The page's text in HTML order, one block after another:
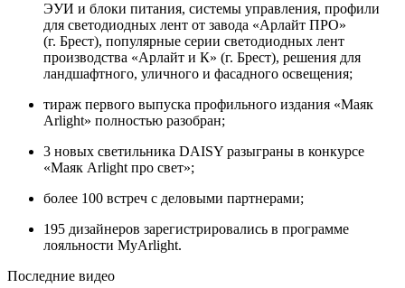
ЭУИ и блоки питания, системы управления, профили
для светодиодных лент от завода «Арлайт ПРО»
(г. Брест), популярные серии светодиодных лент
производства «Арлайт и К» (г. Брест), решения для
ландшафтного, уличного и фасадного освещения;
тираж первого выпуска профильного издания «Маяк
Arlight» полностью разобран;
3 новых светильника DAISY разыграны в конкурсе
«Маяк Arlight про свет»;
более 100 встреч с деловыми партнерами;
195 дизайнеров зарегистрировались в программе
лояльности MyArlight.
Последние видео